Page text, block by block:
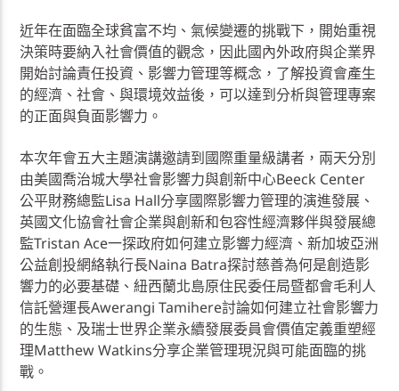
近年在面臨全球貧富不均、氣候變遷的挑戰下，開始重視
決策時要納入社會價值的觀念，因此國內外政府與企業界
開始討論責任投資、影響力管理等概念，了解投資會產生
的經濟、社會、與環境效益後，可以達到分析與管理專案
的正面與負面影響力。
本次年會五大主題演講邀請到國際重量級講者，兩天分別
由美國喬治城大學社會影響力與創新中心Beeck Center
公平財務總監Lisa Hall分享國際影響力管理的演進發展、
英國文化協會社會企業與創新和包容性經濟夥伴與發展總
監Tristan Ace一探政府如何建立影響力經濟、新加坡亞洲
公益創投網絡執行長Naina Batra探討慈善為何是創造影
響力的必要基礎、紐西蘭北島原住民委任局暨都會毛利人
信託營運長Awerangi Tamihere討論如何建立社會影響力
的生態、及瑞士世界企業永續發展委員會價值定義重塑經
理Matthew Watkins分享企業管理現況與可能面臨的挑
戰。